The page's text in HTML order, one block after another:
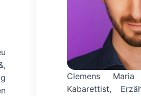
Clemens
Kabarettist,